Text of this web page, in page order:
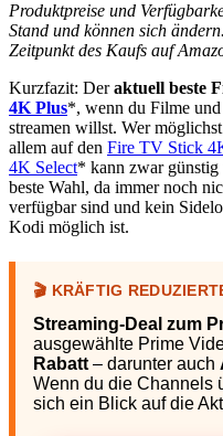
Produktpreise und
Stand und können sich
Zeitpunkt des Kaufs auf
Kurzfazit: Deraktuell beste
4K Plus*, wenn du Filme
streamen willst. Wer
allem auf den Fire TV Stick
4K Select* kann zwar
beste Wahl, da immer noch
verfügbar sind und kein
Kodi möglich ist.
🎬 KRÄFTIG
Streaming-Deal zum
ausgewählte Prime
Rabatt – darunter auch
Wenn du die Channels
sich ein Blick auf die